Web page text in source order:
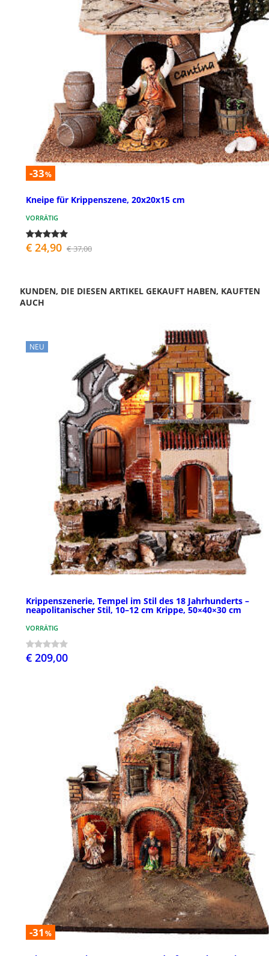
-33%
Kneipe für Krippenszene, 20x20x15 cm
VORRÄTIG
€ 24,90 € 37,00
KUNDEN, DIE DIESEN ARTIKEL GEKAUFT HABEN, KAUFTEN
AUCH
NEU
Krippenszenerie, Tempel im Stil des 18 Jahrhunderts –
neapolitanischer Stil, 10–12 cm Krippe, 50×40×30 cm
VORRÄTIG
€ 209,00
-31 %